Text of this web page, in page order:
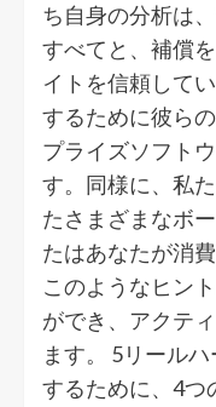
ち自身の分析は
すべてと、補償
イトを信頼して
するために彼ら
プライズソフト
す。同様に、私
たさまざまなボ
たはあなたが消
このようなヒン
ができ、アクテ
ます。 5リール
するために、4つ